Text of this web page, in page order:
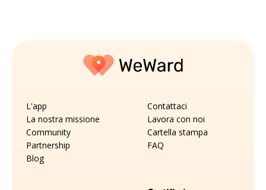
L'app
La nostra missione
Community
Partnership
Blog
Contattaci
Lavora con noi
Cartella stampa
FAQ